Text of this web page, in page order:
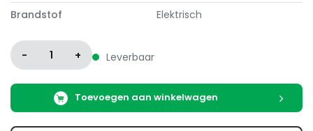
Brandstof
Elektrisch
- 1 + Leverbaar
Toevoegen aan winkelwagen